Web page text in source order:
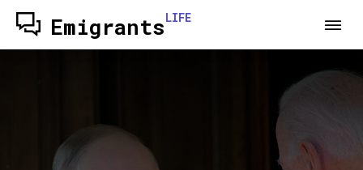
EmigrantsLIFE